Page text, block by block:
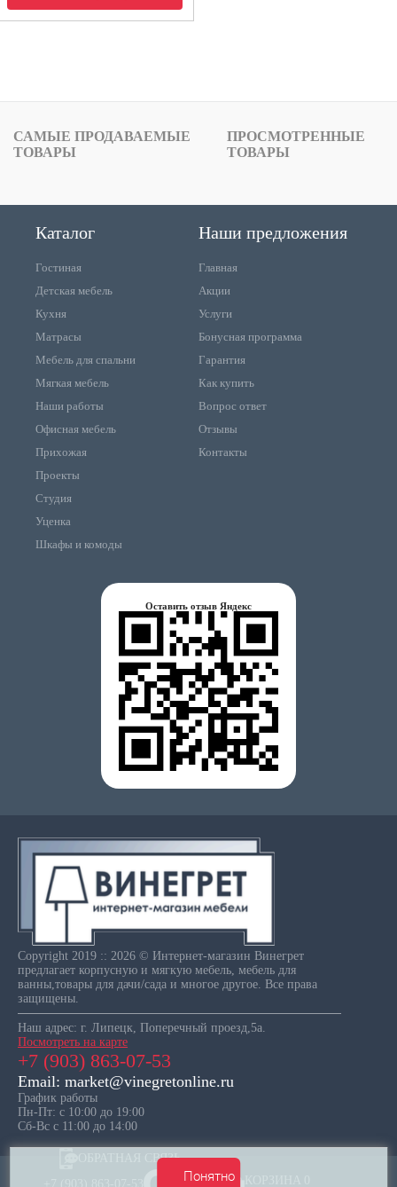
Понятно
САМЫЕ ПРОДАВАЕМЫЕ
ТОВАРЫ
ПРОСМОТРЕННЫЕ
ТОВАРЫ
Каталог
Гостиная
Детская мебель
Кухня
Матрасы
Мебель для спальни
Мягкая мебель
Наши работы
Офисная мебель
Прихожая
Проекты
Студия
Уценка
Шкафы и комоды
Наши предложения
Главная
Акции
Услуги
Бонусная программа
Гарантия
Как купить
Вопрос ответ
Отзывы
Контакты
Оставить отзыв Яндекс
Copyright 2019 :: 2026 © Интернет-магазин Винегрет
предлагает корпусную и мягкую мебель, мебель для
ванны,товары для дачи/сада и многое другое. Все права
защищены.
Наш адрес: г. Липецк, Поперечный проезд,5а.
Посмотреть на карте
+7 (903) 863-07-53
Email: market@vinegretonline.ru
График работы
Пн-Пт: с 10:00 до 19:00
Сб-Вс с 11:00 до 14:00
ОБРАТНАЯ СВЯЗЬ